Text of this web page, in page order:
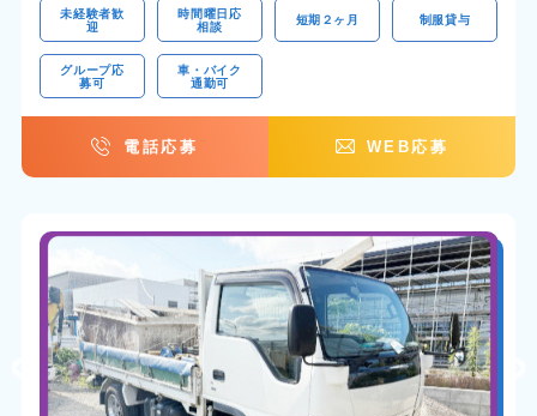
未経験者歓
迎
時間曜日応
相談
短期２ヶ月 制服貸与
グループ応
募可
車・バイク
通勤可
電話応募 WEB応募